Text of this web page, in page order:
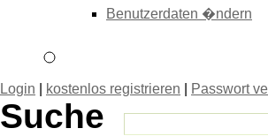
Benutzerdaten �ndern
Login kostenlos registrieren Passwort
Suche